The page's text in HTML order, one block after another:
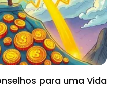
para uma Vida